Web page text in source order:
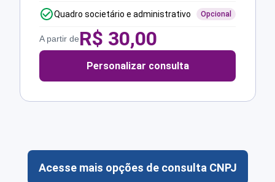
Quadro societário e administrativo Opcional
A partir deR$ 30,00
Personalizar consulta
Acesse mais opções de consulta CNPJ